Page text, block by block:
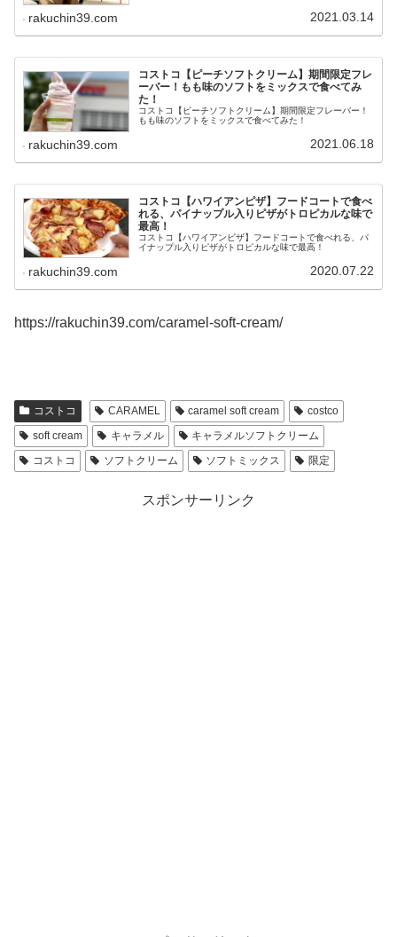
rakuchin39.com 2021.03.14
コストコ【ピーチソフトクリーム】期間限定フレ
ーバー！もも味のソフトをミックスで食べてみ
た！
コストコ【ピーチソフトクリーム】期間限定フレーバー！
もも味のソフトをミックスで食べてみた！
rakuchin39.com 2021.06.18
コストコ【ハワイアンピザ】フードコートで食べ
れる、パイナップル入りピザがトロピカルな味で
最高！
コストコ【ハワイアンピザ】フードコートで食べれる、パ
イナップル入りピザがトロピカルな味で最高！
rakuchin39.com 2020.07.22
https://rakuchin39.com/caramel-soft-cream/
コストコ CARAMEL caramel soft cream
costco
soft cream
キャラメル
キャラメルソフトクリーム
コストコ
ソフトクリーム ソフトミックス 限定
スポンサーリンク